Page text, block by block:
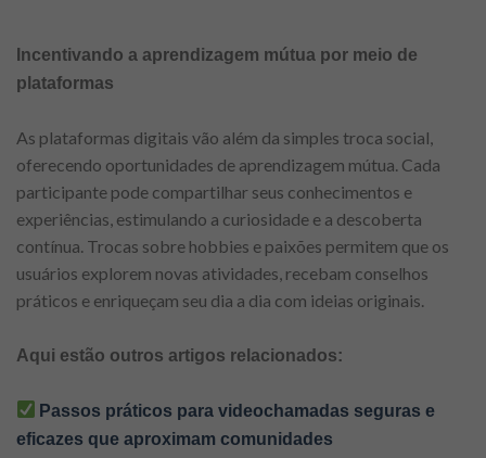
Incentivando a aprendizagem mútua por meio de
plataformas
As plataformas digitais vão além da simples troca social,
oferecendo oportunidades de aprendizagem mútua. Cada
participante pode compartilhar seus conhecimentos e
experiências, estimulando a curiosidade e a descoberta
contínua. Trocas sobre hobbies e paixões permitem que os
usuários explorem novas atividades, recebam conselhos
práticos e enriqueçam seu dia a dia com ideias originais.
Aqui estão outros artigos relacionados:
Passos práticos para videochamadas seguras e
eficazes que aproximam comunidades